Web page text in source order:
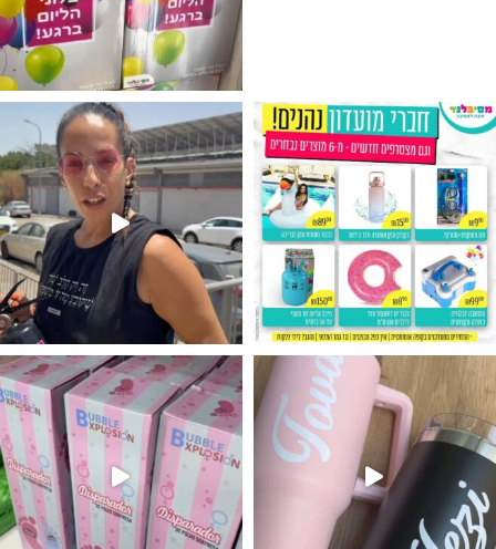
מין העובר רק במסיבלנד !! קיים
מטף לגילוי מין העובר חזר למלא